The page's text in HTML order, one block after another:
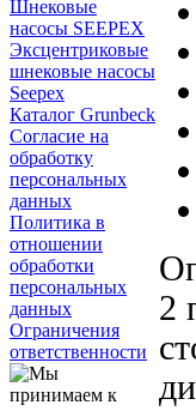
Шнековые
насосы SEEPEX
Эксцентриковые
шнековые насосы
Seepex
Каталог Grunbeck
Согласие на
обработку
персональных
данных
Политика в
отношении
обработки
персональных
данных
Ограничения
ответственности
2